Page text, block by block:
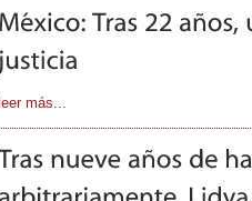
leer más...